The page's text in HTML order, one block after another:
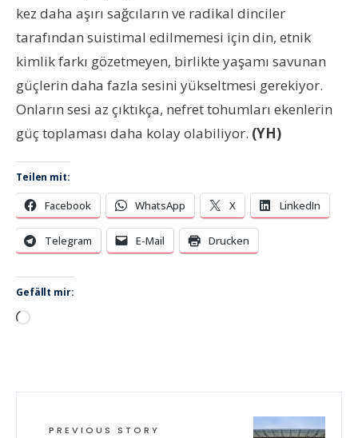
kez daha aşırı sağcıların ve radikal dinciler
tarafından suistimal edilmemesi için din, etnik
kimlik farkı gözetmeyen, birlikte yaşamı savunan
güçlerin daha fazla sesini yükseltmesi gerekiyor.
Onların sesi az çıktıkça, nefret tohumları ekenlerin
güç toplaması daha kolay olabiliyor. (YH)
Teilen mit:
Facebook WhatsApp X LinkedIn
Telegram E-Mail Drucken
Gefällt mir:
Wird
PREVIOUS STORY